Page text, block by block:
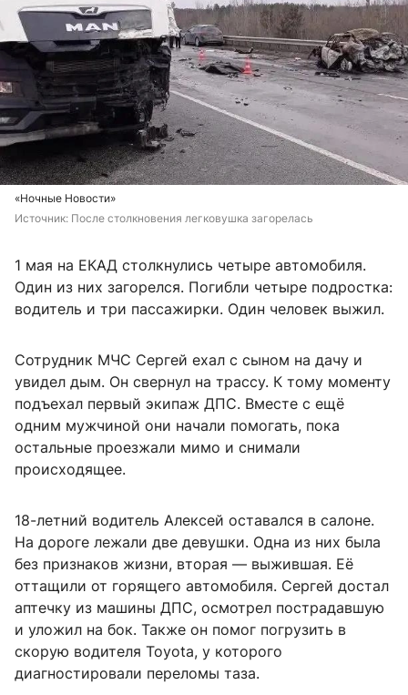
«Ночные Новости»
Источник: После столкновения легковушка загорелась
1 мая на ЕКАД столкнулись четыре автомобиля.
Один из них загорелся. Погибли четыре подростка:
водитель и три пассажирки. Один человек выжил.
Сотрудник МЧС Сергей ехал с сыном на дачу и
увидел дым. Он свернул на трассу. К тому моменту
подъехал первый экипаж ДПС. Вместе с ещё
одним мужчиной они начали помогать, пока
остальные проезжали мимо и снимали
происходящее.
18-летний водитель Алексей оставался в салоне.
На дороге лежали две девушки. Одна из них была
без признаков жизни, вторая — выжившая. Её
оттащили от горящего автомобиля. Сергей достал
аптечку из машины ДПС, осмотрел пострадавшую
и уложил на бок. Также он помог погрузить в
скорую водителя Toyota, у которого
диагностировали переломы таза.